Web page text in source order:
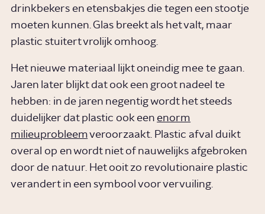
drinkbekers en etensbakjes die tegen een stootje
moeten kunnen. Glas breekt als het valt, maar
plastic stuitert vrolijk omhoog.
Het nieuwe materiaal lijkt oneindig mee te gaan.
Jaren later blijkt dat ook een groot nadeel te
hebben: in de jaren negentig wordt het steeds
duidelijker dat plastic ook een enorm
milieuprobleemveroorzaakt. Plastic afval duikt
overal op en wordt niet of nauwelijks afgebroken
door de natuur. Het ooit zo revolutionaire plastic
verandert in een symbool voor vervuiling.